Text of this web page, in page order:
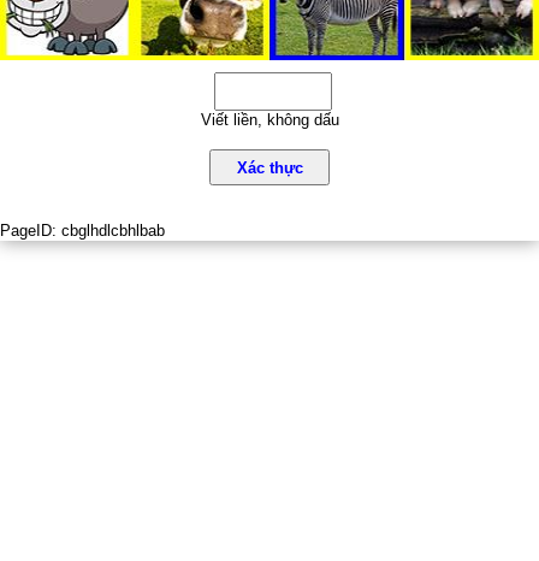
Viết liền, không dấu
Xác thực
PageID: cbglhdlcbhlbab